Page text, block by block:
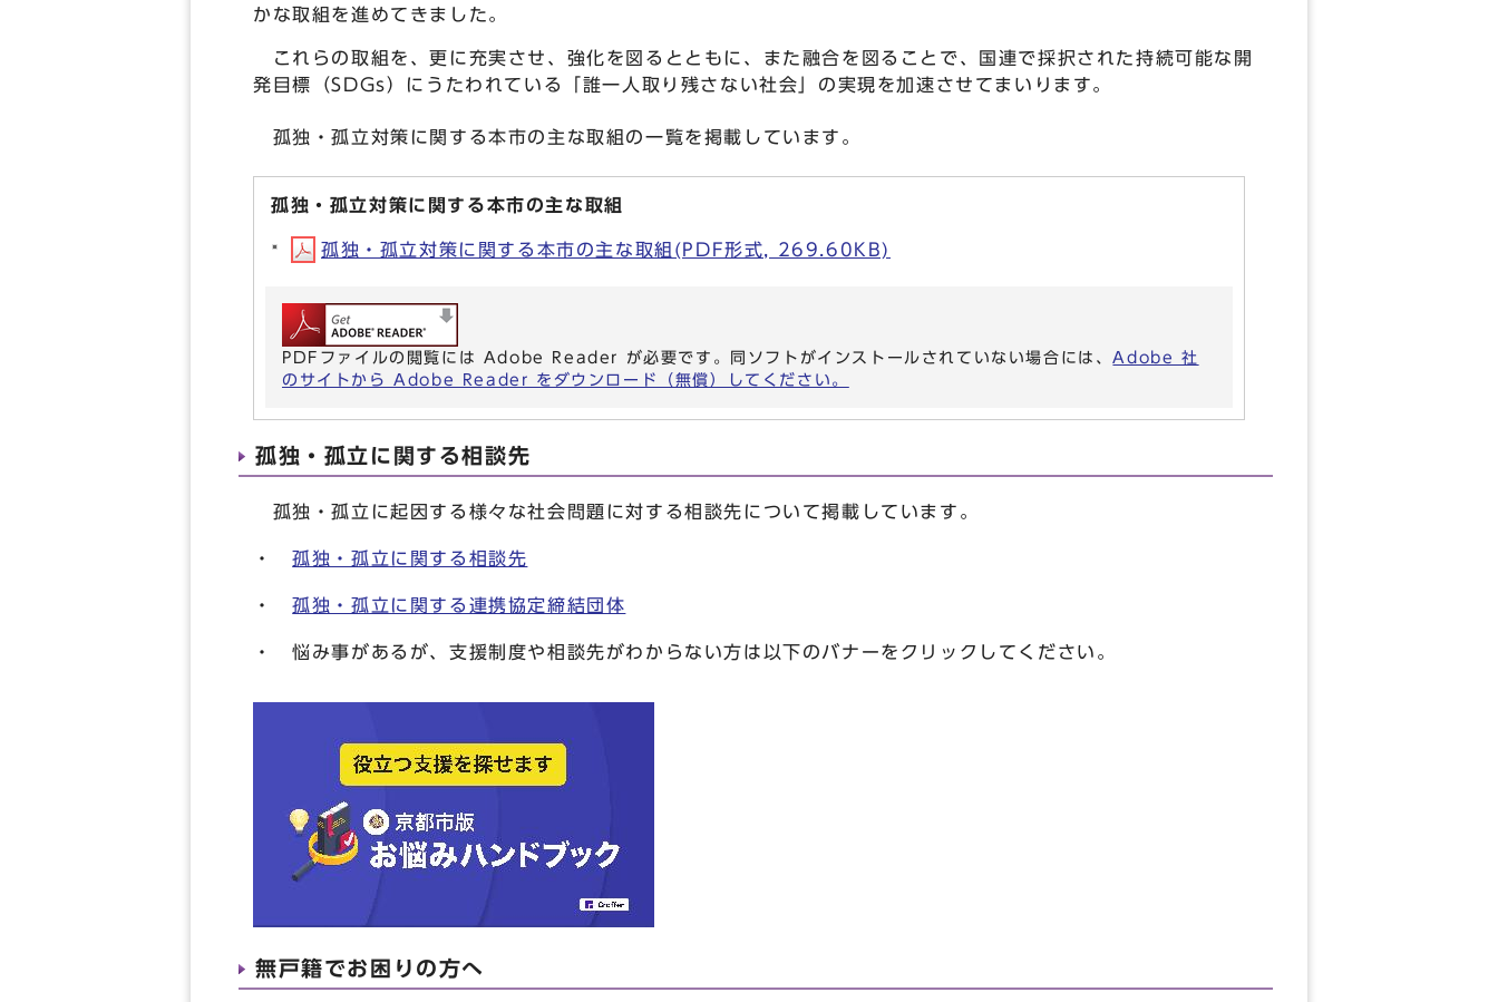
かな取組を進めてきました。
これらの取組を、更に充実させ、強化を図るとともに、また融合を図ることで、国連で採択された持続可能な開
発目標（SDGs）にうたわれている「誰一人取り残さない社会」の実現を加速させてまいります。
孤独・孤立対策に関する本市の主な取組の一覧を掲載しています。
孤独・孤立対策に関する本市の主な取組
孤独・孤立対策に関する本市の主な取組(PDF形式, 269.60KB)
PDFファイルの閲覧には Adobe Reader が必要です。同ソフトがインストールされていない場合には、Adobe 社
のサイトから Adobe Reader をダウンロード（無償）してください。
孤独・孤立に関する相談先
孤独・孤立に起因する様々な社会問題に対する相談先について掲載しています。
・孤独・孤立に関する相談先
・孤独・孤立に関する連携協定締結団体
・ 悩み事があるが、支援制度や相談先がわからない方は以下のバナーをクリックしてください。
無戸籍でお困りの方へ